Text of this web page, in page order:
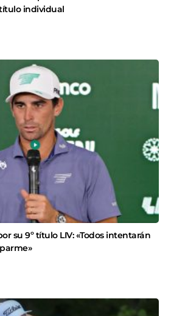
individual
su 9º título LIV: «Todos intentarán